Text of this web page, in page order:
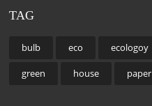
TAG
bulb eco ecologoy
green house paper